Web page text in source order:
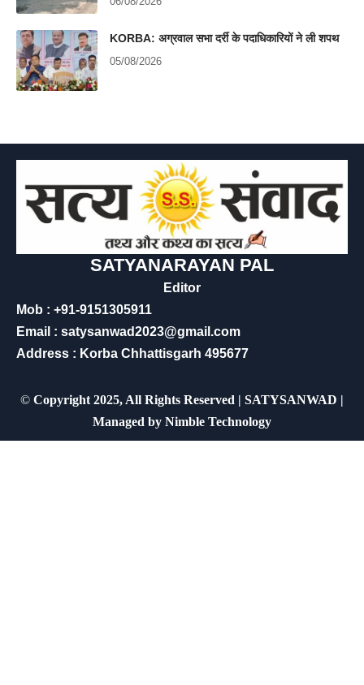
KORBA: अग्रवाल सभा दर्री के पदाधिकारियों ने ली शपथ
05/08/2026
SATYANARAYAN PAL
Editor
Mob : +91-9151305911
Email : satysanwad2023@gmail.com
Address : Korba Chhattisgarh 495677
© Copyright 2025, All Rights Reserved | SATYSANWAD |
Managed by Nimble Technology